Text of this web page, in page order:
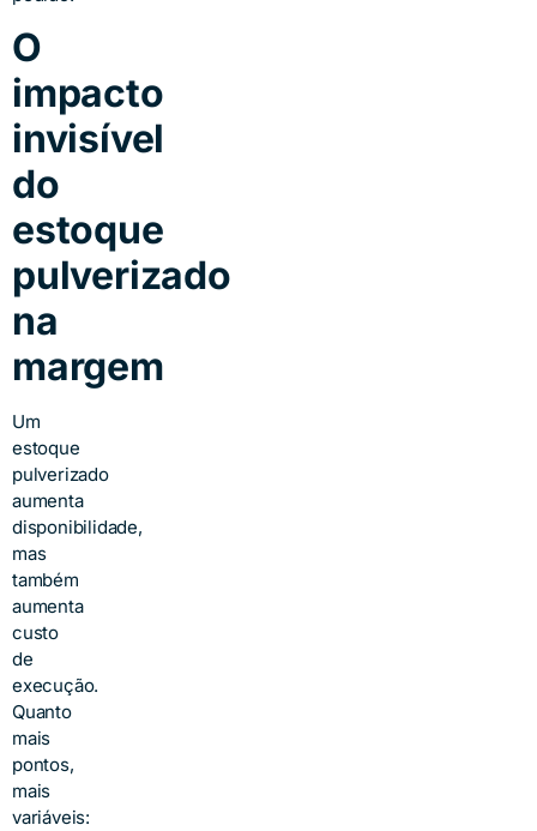
O
impacto
invisível
do
estoque
pulverizado
na
margem
Um
estoque
pulverizado
aumenta
disponibilidade,
mas
também
aumenta
custo
de
execução.
Quanto
mais
pontos,
mais
variáveis: